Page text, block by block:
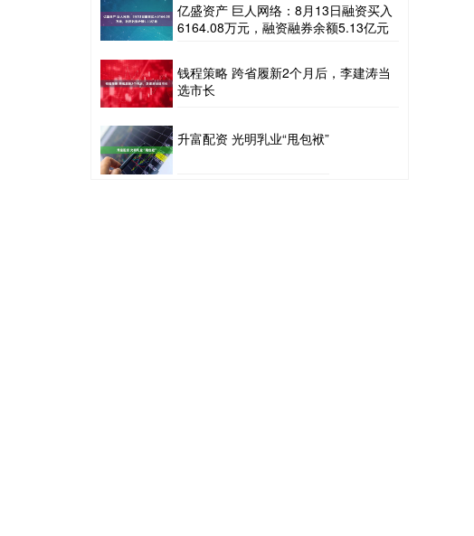
亿盛资产 巨人网络：8月13日融资买入
6164.08万元，融资融券余额5.13亿元
钱程策略 跨省履新2个月后，李建涛当
选市长
升富配资 光明乳业“甩包袱”